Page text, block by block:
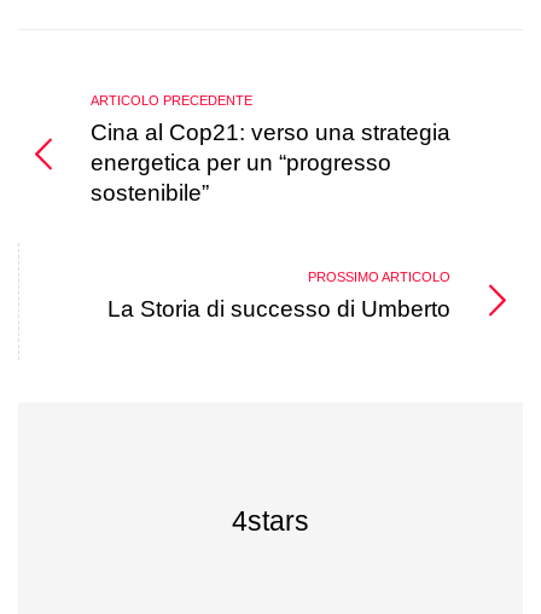
ARTICOLO PRECEDENTE
Cina al Cop21: verso una strategia
energetica per un “progresso
sostenibile”
PROSSIMO ARTICOLO
La Storia di successo di Umberto
4stars